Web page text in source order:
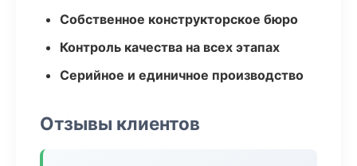
Собственное конструкторское бюро
Контроль качества на всех этапах
Серийное и единичное производство
Отзывы клиентов